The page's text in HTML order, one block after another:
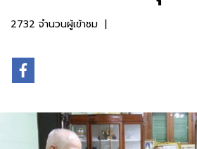
2732 จำนวนผู้เข้าชม |